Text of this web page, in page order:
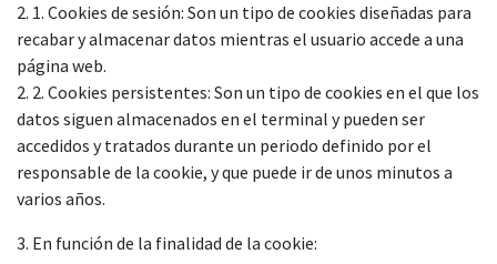
2. 1. Cookies de sesión: Son un tipo de cookies diseñadas para
recabar y almacenar datos mientras el usuario accede a una
página web.
2. 2. Cookies persistentes: Son un tipo de cookies en el que los
datos siguen almacenados en el terminal y pueden ser
accedidos y tratados durante un periodo definido por el
responsable de la cookie, y que puede ir de unos minutos a
varios años.
3. En función de la finalidad de la cookie: